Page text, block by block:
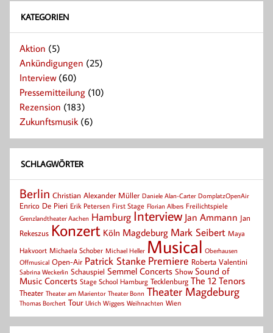
KATEGORIEN
Aktion (5)
Ankündigungen (25)
Interview(60)
Pressemitteilung (10)
Rezension (183)
Zukunftsmusik (6)
SCHLAGWÖRTER
Berlin Christian Alexander Müller Daniele Alan-Carter DomplatzOpenAir
Enrico De Pieri Erik Petersen First Stage Florian Albers Freilichtspiele
Grenzlandtheater Aachen Hamburg Interview Jan Ammann Jan
Rekeszus Konzert Köln Magdeburg Mark Seibert Maya
Hakvoort Michaela Schober Michael Heller Musical Oberhausen
Offmusical Open-Air Patrick Stanke Premiere Roberta Valentini
Sabrina Weckerlin Schauspiel Semmel Concerts Show Sound of
Music Concerts Stage School Hamburg Tecklenburg The 12 Tenors
Theater Theater am Marientor Theater Bonn Theater Magdeburg
Thomas Borchert Tour Ulrich Wiggers Weihnachten Wien